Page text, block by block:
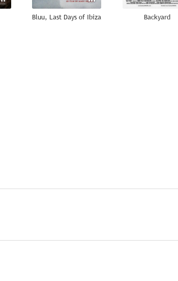
Bluu, Last Days of Ibiza Backyard